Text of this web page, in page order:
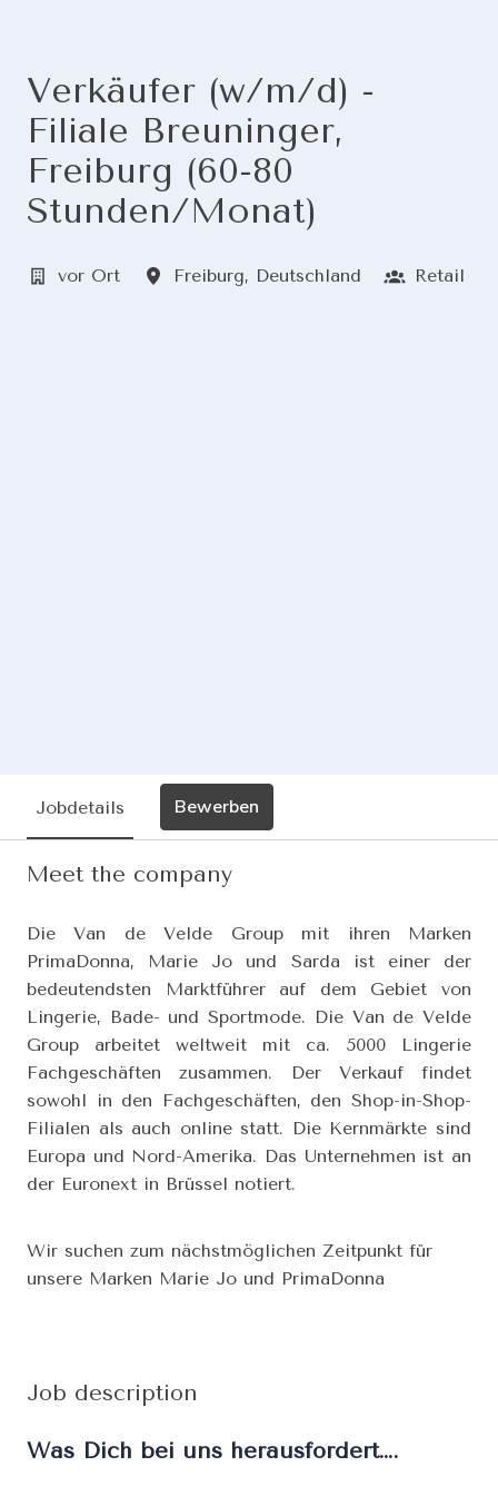
Verkäufer (w/m/d) -
Filiale Breuninger,
Freiburg (60-80
Stunden/Monat)
vor Ort Freiburg, Deutschland Retail
Jobdetails Bewerben
Meet the company
Die Van de Velde Group mit ihren Marken
PrimaDonna, Marie Jo und Sarda ist einer der
bedeutendsten Marktführer auf dem Gebiet von
Lingerie, Bade- und Sportmode. Die Van de Velde
Group arbeitet weltweit mit ca. 5000 Lingerie
Fachgeschäften zusammen. Der Verkauf findet
sowohl in den Fachgeschäften, den Shop-in-Shop-
Filialen als auch online statt. Die Kernmärkte sind
Europa und Nord-Amerika. Das Unternehmen ist an
der Euronext in Brüssel notiert.
Wir suchen zum nächstmöglichen Zeitpunkt für
unsere Marken Marie Jo und PrimaDonna
Job description
Was Dich bei uns herausfordert….